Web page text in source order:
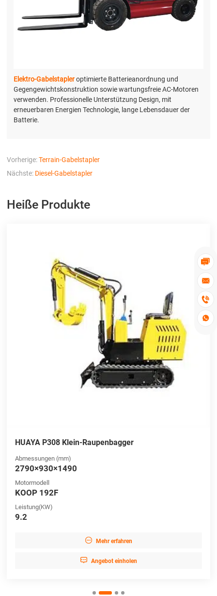




Elektro-Gabelstapleroptimierte Batterieanordnung und
Gegengewichtskonstruktion sowie wartungsfreie AC-Motoren
verwenden. Professionelle Unterstützung Design, mit
erneuerbaren Energien Technologie, lange Lebensdauer der
Batterie.
Vorherige:Terrain-Gabelstapler
Nächste: Diesel-Gabelstapler
Heiße Produkte
HUAYA P308 Klein-Raupenbagger
Abmessungen (mm)
2790×930×1490
Motormodell
KOOP 192F
Leistung(KW)
9.2
 Mehr erfahren
 Angebot einholen